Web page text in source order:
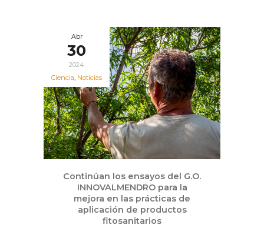
Abr
30
2024
Ciencia, Noticias
Continúan los ensayos del G.O.
INNOVALMENDRO para la
mejora en las prácticas de
aplicación de productos
fitosanitarios